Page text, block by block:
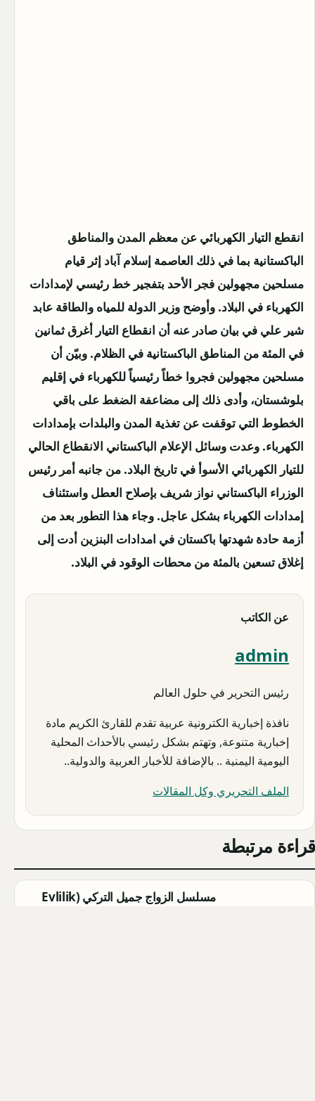
انقطع التيار الكهربائي عن معظم المدن والمناطق
الباكستانية بما في ذلك العاصمة إسلام آباد إثر قيام
مسلحين مجهولين فجر الأحد بتفجير خط رئيسي لإمدادات
الكهرباء في البلاد. وأوضح وزير الدولة للمياه والطاقة عابد
شير علي في بيان صادر عنه أن انقطاع التيار أغرق ثمانين
في المئة من المناطق الباكستانية في الظلام. وبيّن أن
مسلحين مجهولين فجروا خطاً رئيسياً للكهرباء في إقليم
بلوشستان، وأدى ذلك إلى مضاعفة الضغط على باقي
الخطوط التي توقفت عن تغذية المدن والبلدات بإمدادات
الكهرباء. وعدت وسائل الإعلام الباكستاني الانقطاع الحالي
للتيار الكهربائي الأسوأ في تاريخ البلاد. من جانبه أمر رئيس
الوزراء الباكستاني نواز شريف بإصلاح العطل واستئناف
إمدادات الكهرباء بشكل عاجل. وجاء هذا التطور بعد من
أزمة حادة شهدتها باكستان في امدادات البنزين أدت إلى
إغلاق تسعين بالمئة من محطات الوقود في البلاد.
عن الكاتب
admin
رئيس التحرير في حلول العالم
نافذة إخبارية الكترونية عربية تقدم للقارئ الكريم مادة
إخبارية متنوعة, وتهتم بشكل رئيسي بالأحداث المحلية
اليومية اليمنية .. بالإضافة للأخبار العربية والدولية..
الملف التحريري وكل المقالات
قراءة مرتبطة
مسلسل الزواج جميل التركي (Evlilik